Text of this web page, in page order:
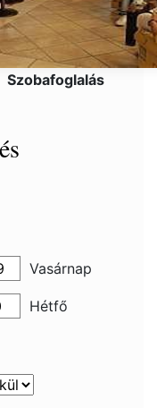
Szobafoglalás
Vasárnap
Hétfő